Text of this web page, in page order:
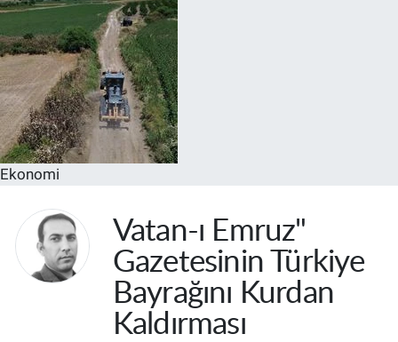
Ekonomi
Vatan-ı Emruz"
Gazetesinin Türkiye
Bayrağını Kurdan
Kaldırması